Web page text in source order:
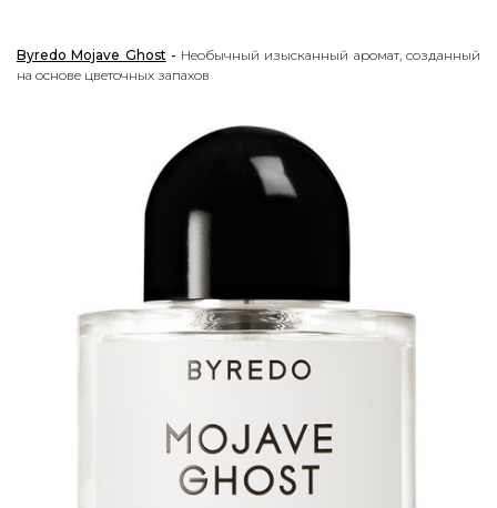
Byredo Mojave Ghost- Необычный изысканный аромат, созданный
на основе цветочных запахов